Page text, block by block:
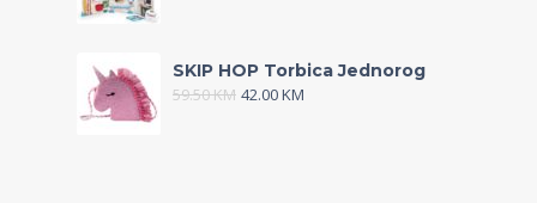
SKIP HOP Torbica Jednorog
59.50KM 42.00KM